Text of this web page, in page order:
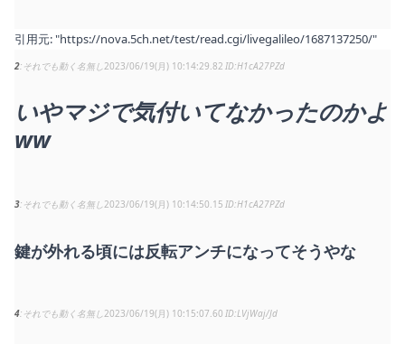
引用元: "https://nova.5ch.net/test/read.cgi/livegalileo/1687137250/"
2 それでも動く名無し2023/06/19(月) 10:14:29.82 H1cA27PZd
いやマジで気付いてなかったのかよ
ww
3 それでも動く名無し2023/06/19(月) 10:14:50.15 H1cA27PZd
鍵が外れる頃には反転アンチになってそうやな
4 それでも動く名無し2023/06/19(月) 10:15:07.60 LVjWaj/Jd